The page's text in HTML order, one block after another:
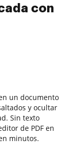
con
un documento
y ocultar
Sin texto
de PDF en
minutos.